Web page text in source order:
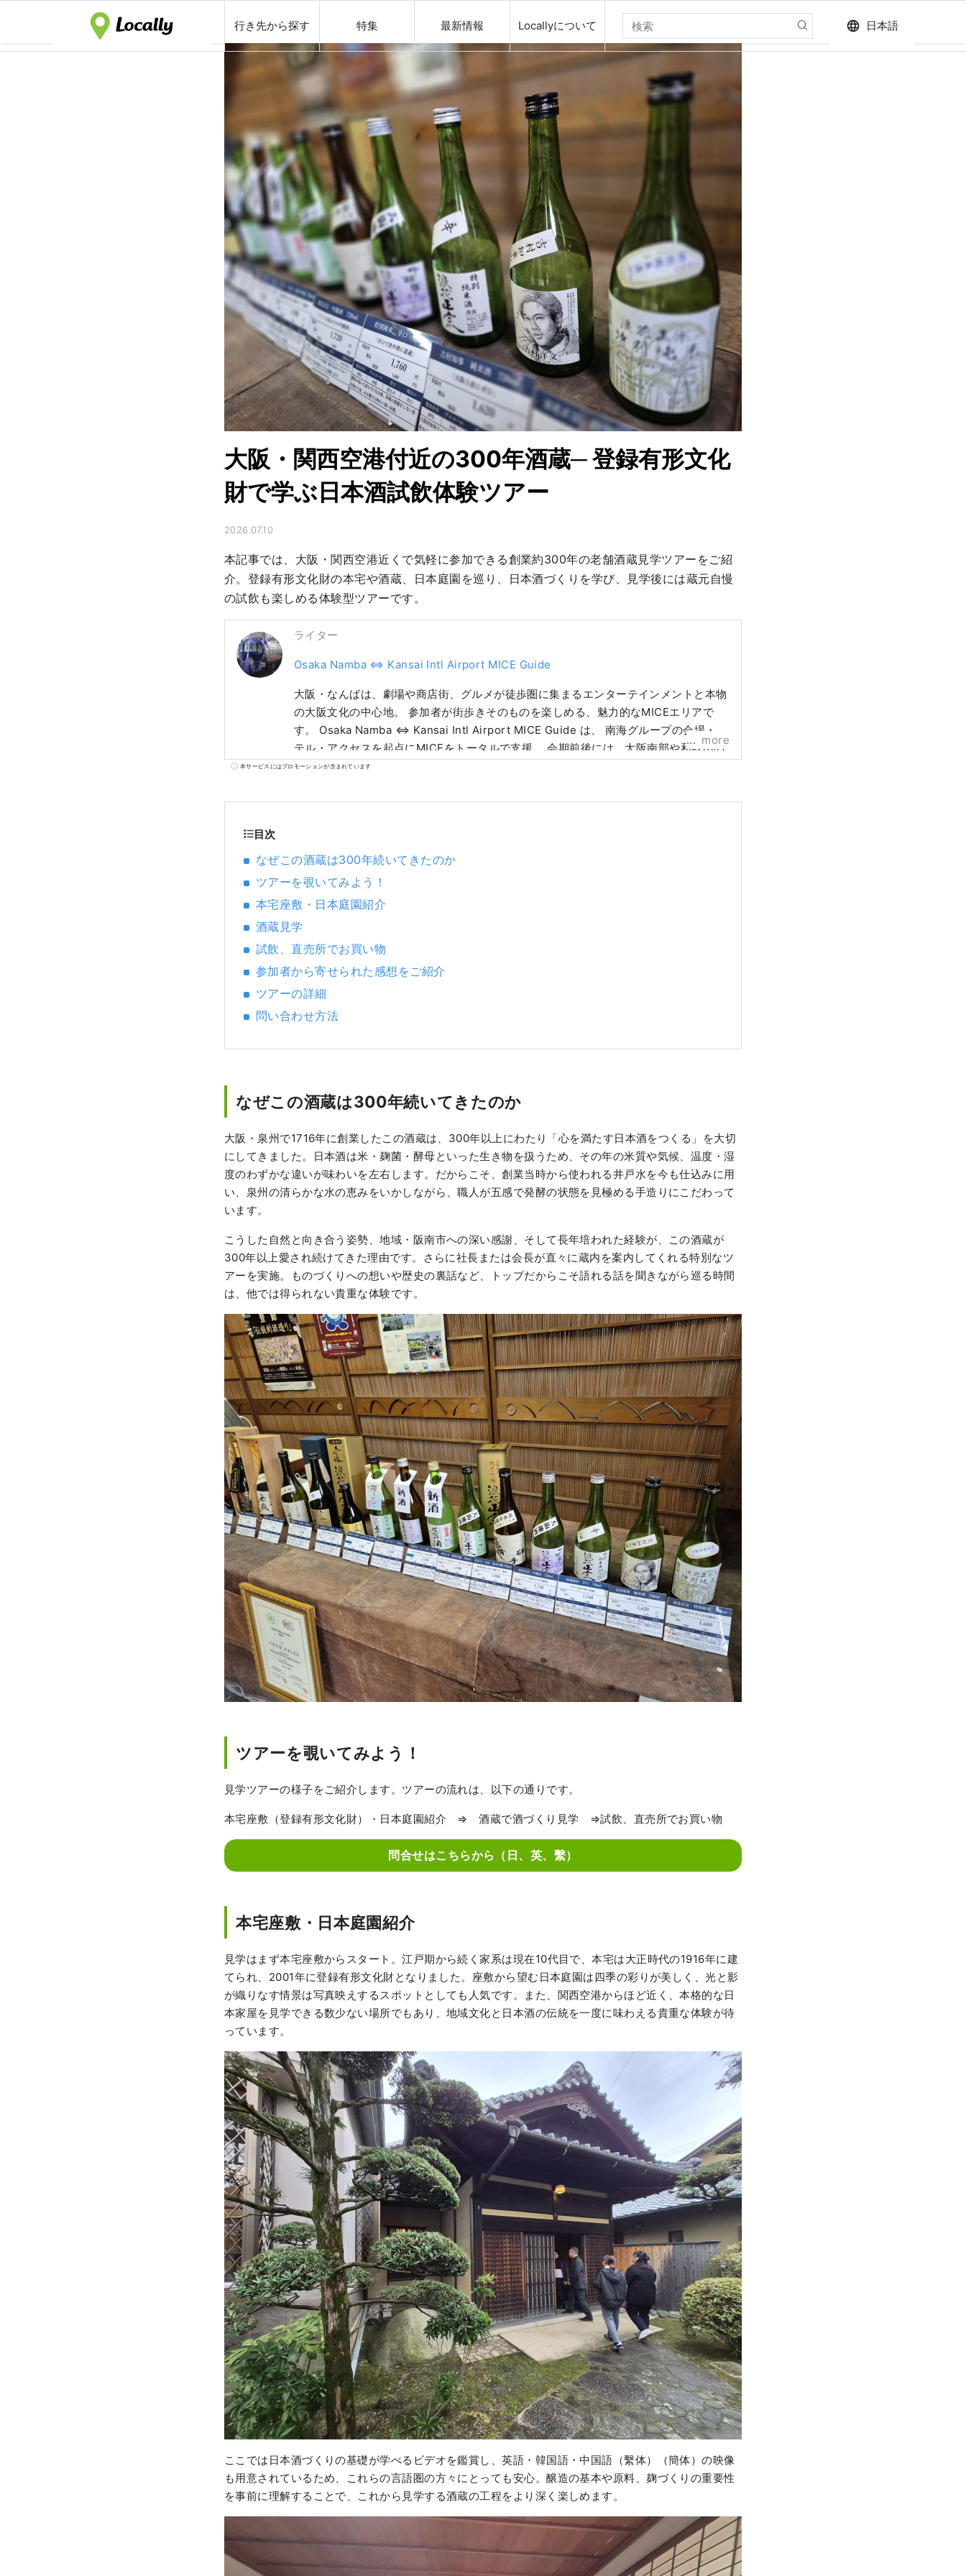
行き先から探す 特集 最新情報 Locallyについて language 日本語
大阪・関西空港付近の300年酒蔵─ 登録有形文化
財で学ぶ日本酒試飲体験ツアー
2026.07.10
本記事では、大阪・関西空港近くで気軽に参加できる創業約300年の老舗酒蔵見学ツアーをご紹
介。登録有形文化財の本宅や酒蔵、日本庭園を巡り、日本酒づくりを学び、見学後には蔵元自慢
の試飲も楽しめる体験型ツアーです。
ライター
Osaka Namba ⇔ Kansai Intl Airport MICE Guide
大阪・なんばは、劇場や商店街、グルメが徒歩圏に集まるエンターテインメントと本物
の大阪文化の中心地。 参加者が街歩きそのものを楽しめる、魅力的なMICEエリアで
す。 Osaka Namba ⇔ Kansai Intl Airport MICE Guide は、 南海グループの会場・ホ
テル・アクセスを起点にMICEをトータルで支援。 会期前後には、大阪南部や和歌山の
産業観光（企業訪問・工場見学）を組み合わせた周遊プランもご提案します。 HP：
て運営されています。』 【写真説明】 １．関西国際空港と難波を直結する特急Rapi:t
more
本サービスにはプロモーションが含まれています
目次
なぜこの酒蔵は300年続いてきたのか
ツアーを覗いてみよう！
本宅座敷・日本庭園紹介
酒蔵見学
試飲、直売所でお買い物
参加者から寄せられた感想をご紹介
ツアーの詳細
問い合わせ方法
なぜこの酒蔵は300年続いてきたのか
大阪・泉州で1716年に創業したこの酒蔵は、300年以上にわたり「心を満たす日本酒をつくる」を大切
にしてきました。日本酒は米・麹菌・酵母といった生き物を扱うため、その年の米質や気候、温度・湿
度のわずかな違いが味わいを左右します。だからこそ、創業当時から使われる井戸水を今も仕込みに用
い、泉州の清らかな水の恵みをいかしながら、職人が五感で発酵の状態を見極める手造りにこだわって
います。
こうした自然と向き合う姿勢、地域・阪南市への深い感謝、そして長年培われた経験が、この酒蔵が
300年以上愛され続けてきた理由です。さらに社長または会長が直々に蔵内を案内してくれる特別なツ
アーを実施。ものづくりへの想いや歴史の裏話など、トップだからこそ語れる話を聞きながら巡る時間
は、他では得られない貴重な体験です。
ツアーを覗いてみよう！
見学ツアーの様子をご紹介します。ツアーの流れは、以下の通りです。
本宅座敷（登録有形文化財）・日本庭園紹介 ⇒ 酒蔵で酒づくり見学 ⇒試飲、直売所でお買い物
問合せはこちらから（日、英、繫）
本宅座敷・日本庭園紹介
見学はまず本宅座敷からスタート。江戸期から続く家系は現在10代目で、本宅は大正時代の1916年に建
てられ、2001年に登録有形文化財となりました。座敷から望む日本庭園は四季の彩りが美しく、光と影
が織りなす情景は写真映えするスポットとしても人気です。また、関西空港からほど近く、本格的な日
本家屋を見学できる数少ない場所でもあり、地域文化と日本酒の伝統を一度に味わえる貴重な体験が待
っています。
ここでは日本酒づくりの基礎が学べるビデオを鑑賞し、英語・韓国語・中国語（繫体）（簡体）の映像
も用意されているため、これらの言語圏の方々にとっても安心。醸造の基本や原料、麹づくりの重要性
を事前に理解することで、これから見学する酒蔵の工程をより深く楽しめます。